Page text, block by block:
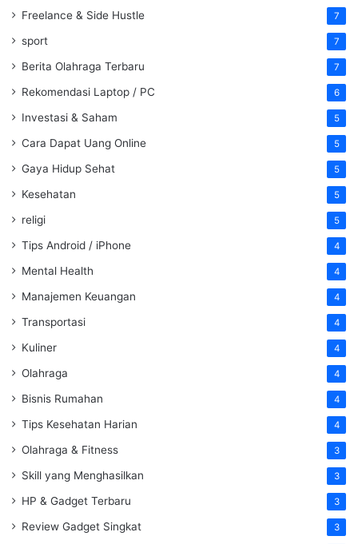
Freelance & Side Hustle 7
sport 7
Berita Olahraga Terbaru 7
Rekomendasi Laptop / PC 6
Investasi & Saham 5
Cara Dapat Uang Online 5
Gaya Hidup Sehat 5
Kesehatan 5
religi 5
Tips Android / iPhone 4
Mental Health 4
Manajemen Keuangan 4
Transportasi 4
Kuliner 4
Olahraga 4
Bisnis Rumahan 4
Tips Kesehatan Harian 4
Olahraga & Fitness 3
Skill yang Menghasilkan 3
HP & Gadget Terbaru 3
Review Gadget Singkat 3